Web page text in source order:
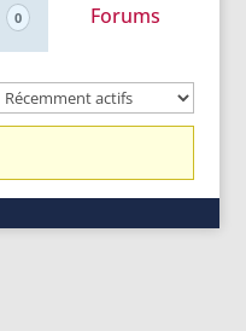
0 Forums